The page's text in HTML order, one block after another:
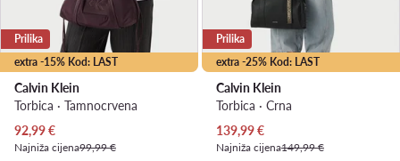
extra -15% Kod: LAST
Prilika
Calvin Klein
Torbica · Tamnocrvena
Trenutna cijena
92,99€
Najniža cijena99,99 €
extra -25% Kod: LAST
Prilika
Calvin Klein
Torbica · Crna
Trenutna cijena
139,99€
Najniža cijena149,99 €